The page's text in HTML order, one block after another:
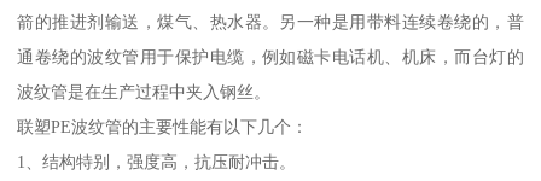
箭的推进剂输送，煤气、热水器。另一种是用带料连续卷绕的，普
通卷绕的波纹管用于保护电缆，例如磁卡电话机、机床，而台灯的
波纹管是在生产过程中夹入钢丝。
联塑PE波纹管的主要性能有以下几个：
1、结构特别，强度高，抗压耐冲击。